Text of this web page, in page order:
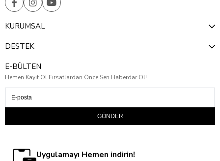
KURUMSAL
DESTEK
E-BÜLTEN
Hemen Kayıt Ol Fırsatlardan Önce Sen Haberdar Ol!
GÖNDER
Uygulamayı Hemen indirin!